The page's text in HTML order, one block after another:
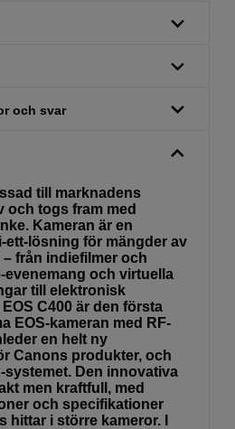
och svar
till marknadens
och togs fram med
Kameran är en
ett-lösning för mängder av
från indiefilmer och
evenemang och virtuella
till elektronisk
C400 är den första
EOS-kameran med RF-
en helt ny
Canons produkter, och
systemet. Den innovativa
men kraftfull, med
och specifikationer
hittar i större kameror. I